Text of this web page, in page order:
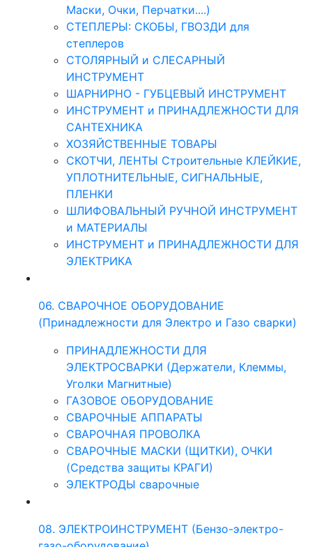
Маски, Очки, Перчатки....)
СТЕПЛЕРЫ: СКОБЫ, ГВОЗДИ для
степлеров
СТОЛЯРНЫЙ и СЛЕСАРНЫЙ
ИНСТРУМЕНТ
ШАРНИРНО - ГУБЦЕВЫЙ ИНСТРУМЕНТ
ИНСТРУМЕНТ и ПРИНАДЛЕЖНОСТИ ДЛЯ
САНТЕХНИКА
ХОЗЯЙСТВЕННЫЕ ТОВАРЫ
СКОТЧИ, ЛЕНТЫ Строительные КЛЕЙКИЕ,
УПЛОТНИТЕЛЬНЫЕ, СИГНАЛЬНЫЕ,
ПЛЕНКИ
ШЛИФОВАЛЬНЫЙ РУЧНОЙ ИНСТРУМЕНТ
и МАТЕРИАЛЫ
ИНСТРУМЕНТ и ПРИНАДЛЕЖНОСТИ ДЛЯ
ЭЛЕКТРИКА
06. СВАРОЧНОЕ ОБОРУДОВАНИЕ
(Принадлежности для Электро и Газо сварки)
ПРИНАДЛЕЖНОСТИ ДЛЯ
ЭЛЕКТРОСВАРКИ (Держатели, Клеммы,
Уголки Магнитные)
ГАЗОВОЕ ОБОРУДОВАНИЕ
СВАРОЧНЫЕ АППАРАТЫ
СВАРОЧНАЯ ПРОВОЛКА
СВАРОЧНЫЕ МАСКИ (ЩИТКИ), ОЧКИ
(Средства защиты КРАГИ)
ЭЛЕКТРОДЫ сварочные
08. ЭЛЕКТРОИНСТРУМЕНТ (Бензо-электро-